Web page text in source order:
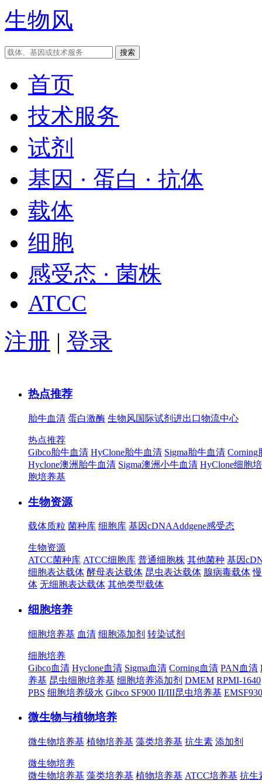
生物风
首页
技术服务
试剂
基因 · 蛋白 · 抗体
载体
细胞
感受态 · 菌株
ATCC
注册 | 登录
热点推荐
胎牛血清 蛋白激酶 生物风国际试剂进出口物流中心
热点推荐
Gibco胎牛血清 HyClone胎牛血清 Sigma胎牛血清 Corning
Hyclone澳洲胎牛血清 Sigma澳洲小牛血清 HyClone细胞
胞培养基
生物资源
载体质粒 菌种库 细胞库 基因cDNAAddgene感受态
生物资源
ATCC菌种库 ATCC细胞库 普通细胞株 其他菌种 基因
细胞表达载体 酵母表达载体 昆虫表达载体 腺病毒载体
体 无细胞表达载体 其他类型载体
细胞培养
细胞培养基 血清 细胞添加剂 转染试剂
细胞培养
Gibco血清 Hyclone血清 Sigma血清 Corning血清 PAN血清
养基 昆虫细胞培养基 细胞培养添加剂 DMEM RPMI-1640
PBS 细胞培养级水 Gibco SF900 II/III昆虫培养基
微生物与植物培养
微生物培养基 植物培养基 藻类培养基 抗生素 添加剂
微生物培养
微生物培养基 藻类培养基 植物培养基 ATCC培养基 抗生